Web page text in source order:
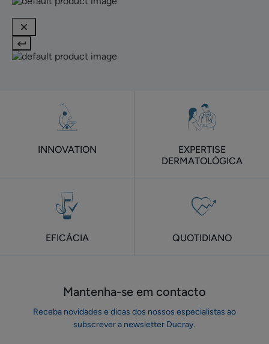
INNOVATION
EXPERTISE
DERMATOLÓGICA
EFICÁCIA QUOTIDIANO
Mantenha-se em ​contacto
Receba novidades e dicas dos nossos especialistas ao
subscrever a newsletter Ducray.